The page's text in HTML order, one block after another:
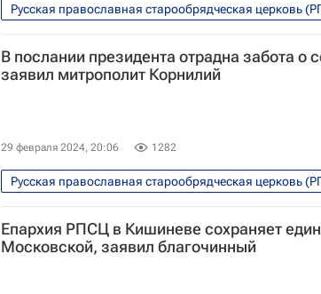
Русская православная старообрядческая церковь
Урал
Оренбургская область
В послании президента отрадна забота о
заявил митрополит Корнилий
29 февраля 2024, 20:06 1282
Русская православная старообрядческая церковь
Владимир Путин
Религия
Епархия РПСЦ в Кишиневе сохраняет
Московской, заявил благочинный